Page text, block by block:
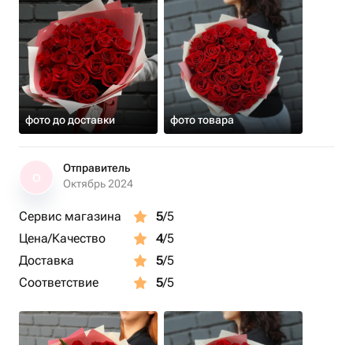
фото до доставки фото товара
Отправитель
Октябрь 2024
Сервис магазина 5/5
Цена/Качество
4/5
Доставка
5/5
Соответствие
5/5